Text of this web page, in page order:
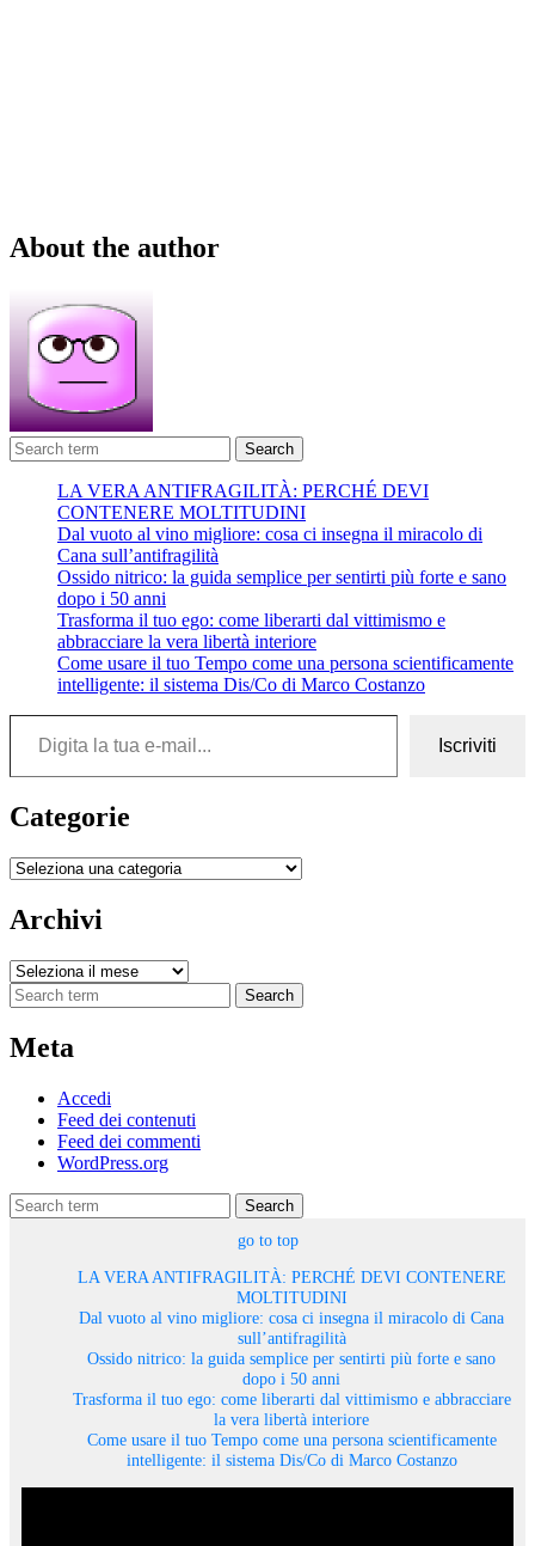
About the author
Search
LA VERA ANTIFRAGILITÀ: PERCHÉ DEVI
CONTENERE MOLTITUDINI
Dal vuoto al vino migliore: cosa ci insegna il miracolo di
Cana sull’antifragilità
Ossido nitrico: la guida semplice per sentirti più forte e sano
dopo i 50 anni
Trasforma il tuo ego: come liberarti dal vittimismo e
abbracciare la vera libertà interiore
Come usare il tuo Tempo come una persona scientificamente
intelligente: il sistema Dis/Co di Marco Costanzo
Digita la tua e-mail...
Iscriviti
Categorie
Categorie
Archivi
Archivi
Search
Meta
Accedi
Feed dei contenuti
Feed dei commenti
WordPress.org
Search
go to top
LA VERA ANTIFRAGILITÀ: PERCHÉ DEVI CONTENERE
MOLTITUDINI
Dal vuoto al vino migliore: cosa ci insegna il miracolo di Cana
sull’antifragilità
Ossido nitrico: la guida semplice per sentirti più forte e sano
dopo i 50 anni
Trasforma il tuo ego: come liberarti dal vittimismo e abbracciare
la vera libertà interiore
Come usare il tuo Tempo come una persona scientificamente
intelligente: il sistema Dis/Co di Marco Costanzo